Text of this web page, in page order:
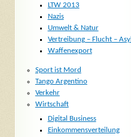
LTW 2013
Nazis
Umwelt & Natur
Vertreibung – Flucht – Asyl
Waffenexport
Sport ist Mord
Tango Argentino
Verkehr
Wirtschaft
Digital Business
Einkommensverteilung